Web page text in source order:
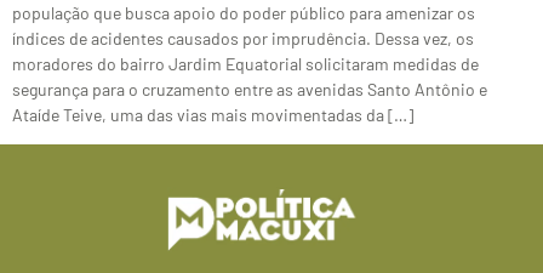
população que busca apoio do poder público para amenizar os
índices de acidentes causados por imprudência. Dessa vez, os
moradores do bairro Jardim Equatorial solicitaram medidas de
segurança para o cruzamento entre as avenidas Santo Antônio e
Ataíde Teive, uma das vias mais movimentadas da […]